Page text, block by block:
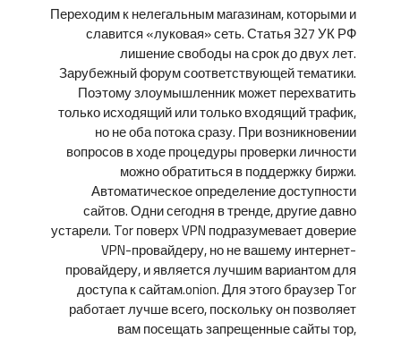
Переходим к нелегальным магазинам, которыми и
славится «луковая» сеть. Статья 327 УК РФ
лишение свободы на срок до двух лет.
Зарубежный форум соответствующей тематики.
Поэтому злоумышленник может перехватить
только исходящий или только входящий трафик,
но не оба потока сразу. При возникновении
вопросов в ходе процедуры проверки личности
можно обратиться в поддержку биржи.
Автоматическое определение доступности
сайтов. Одни сегодня в тренде, другие давно
устарели. Tor поверх VPN подразумевает доверие
VPN-провайдеру, но не вашему интернет-
провайдеру, и является лучшим вариантом для
доступа к сайтам.onion. Для этого браузер Tor
работает лучше всего, поскольку он позволяет
вам посещать запрещенные сайты тор,